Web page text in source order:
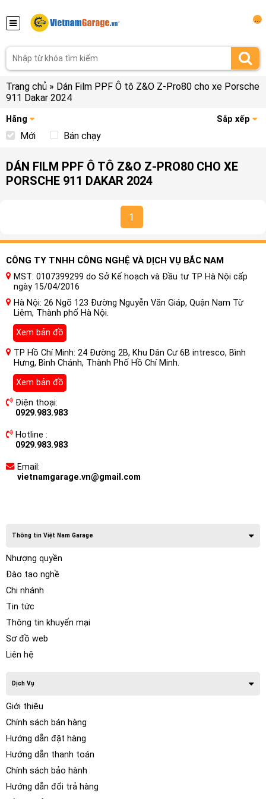
Trang chủ » Dán Film PPF Ô tô Z&O Z-Pro80 cho xe Porsche
911 Dakar 2024
Hãng Sắp xếp
Mới Bán chạy
DÁN FILM PPF Ô TÔ Z&O Z-PRO80 CHO XE
PORSCHE 911 DAKAR 2024
1
CÔNG TY TNHH CÔNG NGHỆ VÀ DỊCH VỤ BẮC NAM
MST: 0107399299 do Sở Kế hoạch và Đầu tư TP Hà Nội cấp
ngày 15/04/2016
Hà Nội: 26 Ngõ 123 Đường Nguyễn Văn Giáp, Quận Nam Từ
Liêm, Thành phố Hà Nội.
Xem bản đồ
TP Hồ Chí Minh: 24 Đường 2B, Khu Dân Cư 6B intresco, Bình
Hưng, Bình Chánh, Thành Phố Hồ Chí Minh.
Xem bản đồ
Điện thoại:
0929.983.983
Hotline :
0929.983.983
Email:
vietnamgarage.vn@gmail.com
Thông tin Việt Nam Garage
Nhượng quyền
Đào tạo nghề
Chi nhánh
Tin tức
Thông tin khuyến mại
Sơ đồ web
Liên hệ
Dịch Vụ
Giới thiệu
Chính sách bán hàng
Hướng dẫn đặt hàng
Hướng dẫn thanh toán
Chính sách bảo hành
Hướng dẫn đổi trả hàng